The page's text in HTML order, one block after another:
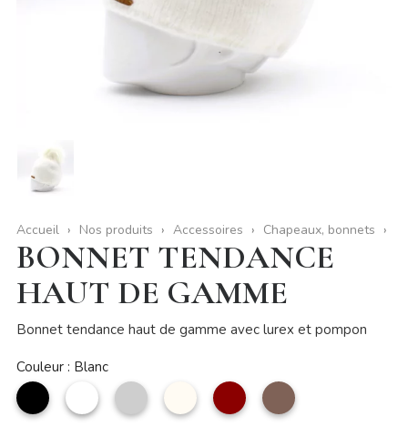
Accueil Nos produits Accessoires Chapeaux, bonnets
BONNET TENDANCE
HAUT DE GAMME
Bonnet tendance haut de gamme avec lurex et pompon
Couleur : Blanc
noir Blanc Argent Beige
Rouge
foncé
taupe